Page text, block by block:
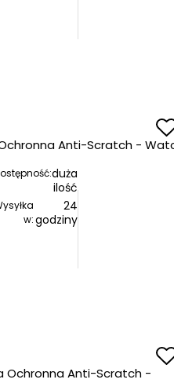
Anti-Scratch -
duża
ilość
w:
24
godziny
Ochronna Anti-Scratch -